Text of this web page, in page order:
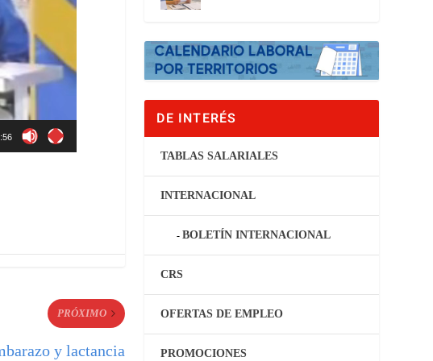
PRÓXIMO
y lactancia
DE INTERÉS
TABLAS SALARIALES
INTERNACIONAL
BOLETÍN INTERNACIONAL
CRS
OFERTAS DE EMPLEO
PROMOCIONES